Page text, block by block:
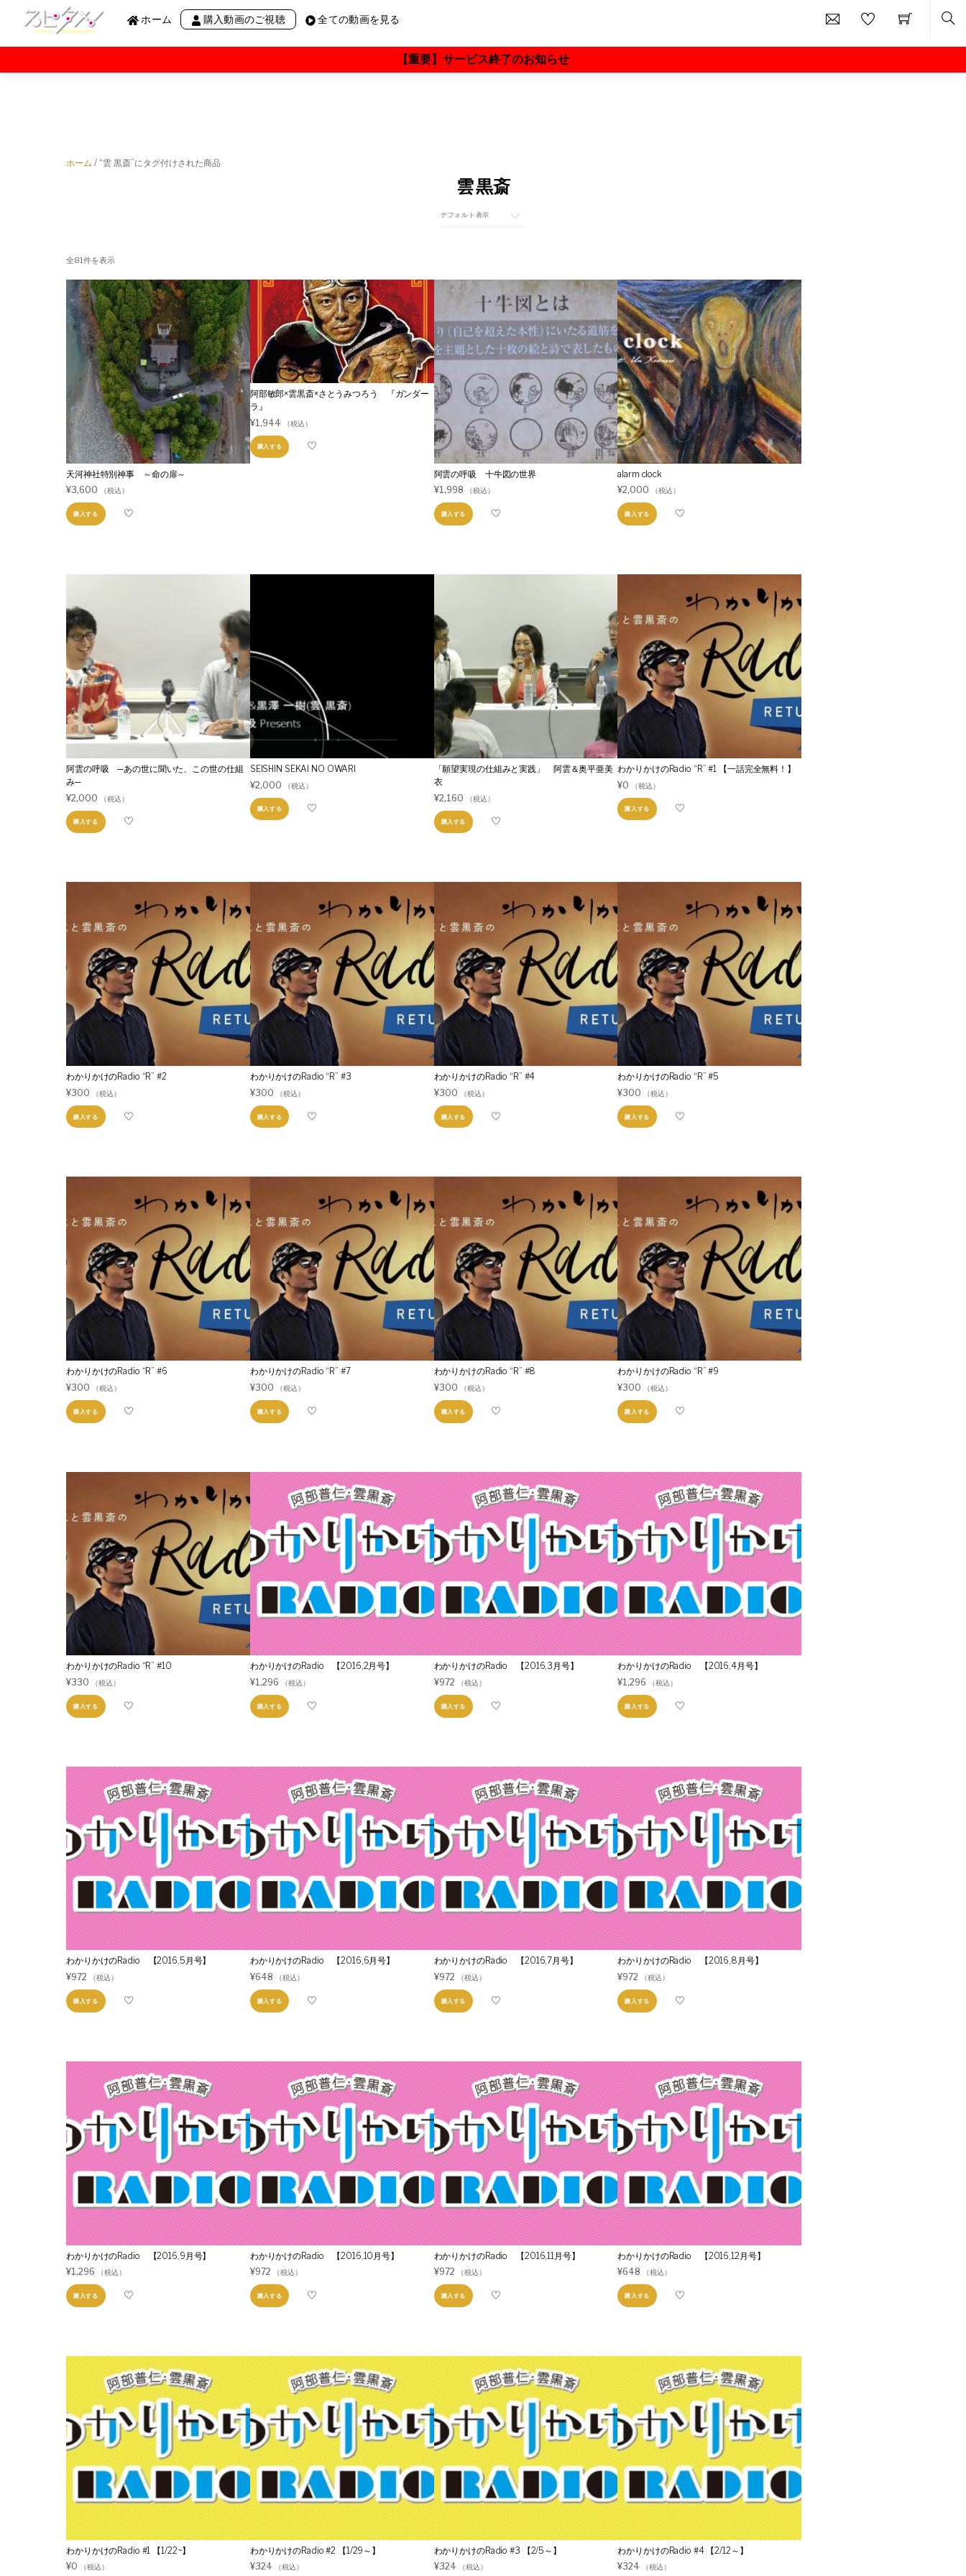
ホーム 購入動画のご視聴 全ての動画を見る
奇跡のコース
わかりかけのRadio“R”
わかりかけのRadio【月刊】
わかりかけのRadio
阿部敏郎のシャバだ・バダ！
居酒屋阿部家
ZENサンガ大人気コンテンツ
さとうみつろう×阿部敏郎
保江邦夫×大和田菜穂×阿部敏郎
ピョートル・グジバチ×阿部敏郎
【重要】サービス終了のお知らせ
ホーム / “雲 黒斎”にタグ付けされた商品
雲 黒斎
全81件を表示
天河神社特別神事 ～命の扉～
¥3,600 （税込）
購入する
阿部敏郎×雲黒斎×さとうみつろう 『ガンダー
ラ』
¥1,944 （税込）
購入する
阿雲の呼吸 十牛図の世界
¥1,998 （税込）
購入する
alarm clock
¥2,000 （税込）
購入する
阿雲の呼吸 ─あの世に聞いた、この世の仕組
み─
¥2,000 （税込）
購入する
SEISHIN SEKAI NO OWARI
¥2,000 （税込）
購入する
「願望実現の仕組みと実践」 阿雲＆奥平亜美
衣
¥2,160 （税込）
購入する
わかりかけのRadio “R” #1 【一話完全無料！】
¥0 （税込）
購入する
わかりかけのRadio “R” #2
¥300 （税込）
購入する
わかりかけのRadio “R” #3
¥300 （税込）
購入する
わかりかけのRadio “R” #4
¥300 （税込）
購入する
わかりかけのRadio “R” #5
¥300 （税込）
購入する
わかりかけのRadio “R” #6
¥300 （税込）
購入する
わかりかけのRadio “R” #7
¥300 （税込）
購入する
わかりかけのRadio “R” #8
¥300 （税込）
購入する
わかりかけのRadio “R” #9
¥300 （税込）
購入する
わかりかけのRadio “R” #10
¥330 （税込）
購入する
わかりかけのRadio 【2016,2月号】
¥1,296 （税込）
購入する
わかりかけのRadio 【2016,3月号】
¥972 （税込）
購入する
わかりかけのRadio 【2016,4月号】
¥1,296 （税込）
購入する
わかりかけのRadio 【2016,5月号】
¥972 （税込）
購入する
わかりかけのRadio 【2016,6月号】
¥648 （税込）
購入する
わかりかけのRadio 【2016,7月号】
¥972 （税込）
購入する
わかりかけのRadio 【2016,8月号】
¥972 （税込）
購入する
わかりかけのRadio 【2016,9月号】
¥1,296 （税込）
購入する
わかりかけのRadio 【2016,10月号】
¥972 （税込）
購入する
わかりかけのRadio 【2016,11月号】
¥972 （税込）
購入する
わかりかけのRadio 【2016,12月号】
¥648 （税込）
購入する
わかりかけのRadio #1 【1/22~】
¥0 （税込）
わかりかけのRadio #2 【1/29～】
¥324 （税込）
わかりかけのRadio #3 【2/5～】
¥324 （税込）
わかりかけのRadio #4 【2/12～】
¥324 （税込）